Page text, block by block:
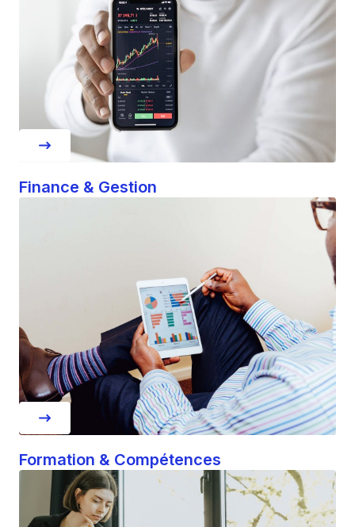
Finance & Gestion
Formation & Compétences